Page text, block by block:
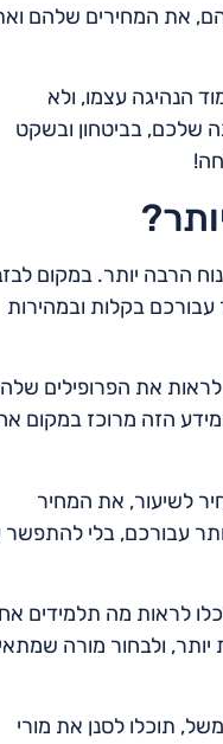
את המחירים שלהם
הנהיגה עצמו, ולא
שלכם, בביטחון ובשקט
הרבה יותר. במקום
בקלות ובמהירות
לראות את הפרופילים
הזה מרוכז במקום
לשיעור, את המחיר
עבורכם, בלי להתפשר
לראות מה תלמידים
ולבחור מורה
תוכלו לסנן את מורי